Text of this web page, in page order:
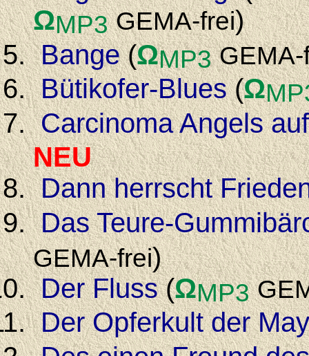
ΩMP3 GEMA-frei)
Bange(ΩMP3 GEMA-
Bütikofer-Blues(Ω
Carcinoma Angels
NEU
Dann herrscht
Das Teure-
GEMA-frei)
Der Fluss(ΩMP3
Der Opferkult der